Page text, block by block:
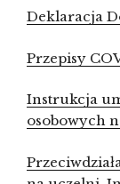
Deklaracja
Przepisy
Instrukcja
osobowych